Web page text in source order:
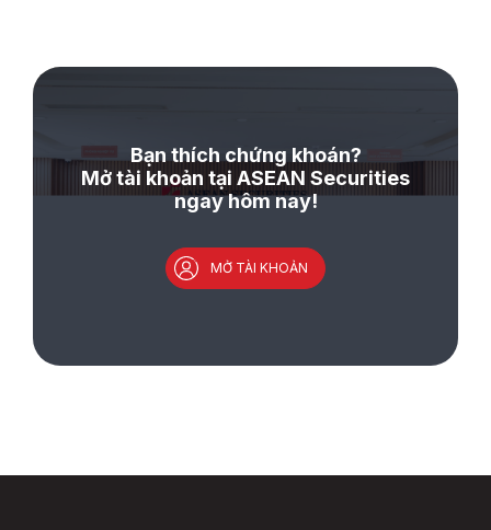
Bạn thích chứng khoán?
Mở tài khoản tại ASEAN Securities
ngay hôm nay!
MỞ TÀI KHOẢN